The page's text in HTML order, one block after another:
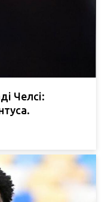
Челсі: